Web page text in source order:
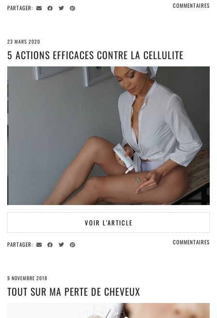
PARTAGER: COMMENTAIRES
23 MARS 2020
5 ACTIONS EFFICACES CONTRE LA CELLULITE
VOIR L’ARTICLE
PARTAGER: COMMENTAIRES
9 NOVEMBRE 2018
TOUT SUR MA PERTE DE CHEVEUX